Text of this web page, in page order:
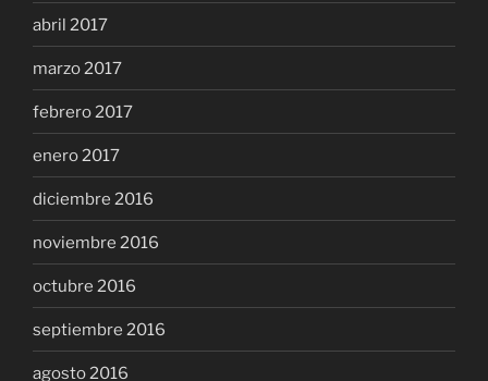
abril 2017
marzo 2017
febrero 2017
enero 2017
diciembre 2016
noviembre 2016
octubre 2016
septiembre 2016
agosto 2016